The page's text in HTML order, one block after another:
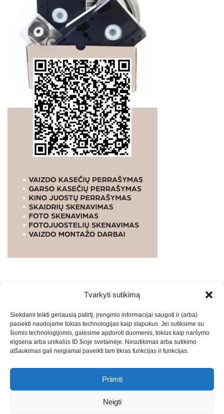
Tvarkyti sutikimą
Siekdami teikti geriausią patirtį, įrenginio informacijai saugoti ir (arba)
pasiekti naudojame tokias technologijas kaip slapukus. Jei sutiksime su
šiomis technologijomis, galėsime apdoroti duomenis, tokius kaip naršymo
elgsena arba unikalūs ID šioje svetainėje. Nesutikimas arba sutikimo
atšaukimas gali neigiamai paveikti tam tikras funkcijas ir funkcijas.
Priimti
Neigti
PASLAUGOS. SEO tekstų rašymas, turinio kūrimas,
straipsnių rašymas ir talpinimas į mūsų valdomas
svetaines.2026Armijai.LTTheme: Express News ByAdore
Themes.
Marketingo agentūra -Teisinės
-Saulius Narbutas